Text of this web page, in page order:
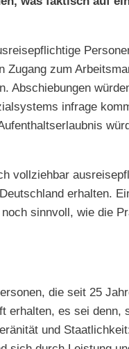
Zugang zum
Abschiebungen
infrage
vollziehbar
erhalten.
sinnvoll, wie die
die seit 25
erhalten, es sei denn,
und